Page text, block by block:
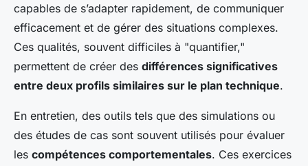
capables de s’adapter rapidement, de communiquer
efficacement et de gérer des situations complexes.
Ces qualités, souvent difficiles à "quantifier,"
permettent de créer des différences significatives
entre deux profils similaires sur le plan technique.
En entretien, des outils tels que des simulations ou
des études de cas sont souvent utilisés pour évaluer
les compétences comportementales. Ces exercices